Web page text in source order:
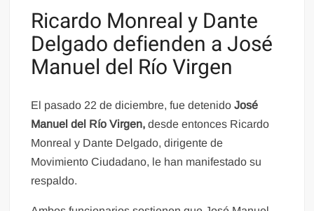
Ricardo Monreal y Dante
Delgado defienden a José
Manuel del Río Virgen
El pasado 22 de diciembre, fue detenidoJosé
Manuel del Río Virgen, desde entonces Ricardo
Monreal y Dante Delgado, dirigente de
Movimiento Ciudadano, le han manifestado su
respaldo.